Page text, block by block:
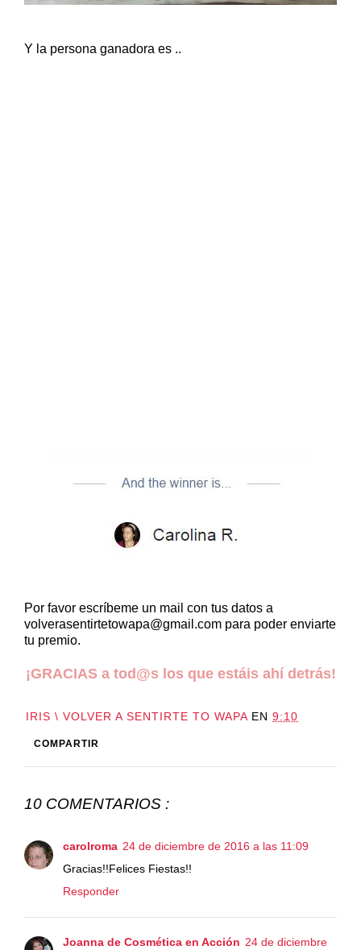
Y la persona ganadora es ..
Por favor escríbeme un mail con tus datos a
volverasentirtetowapa@gmail.com para poder enviarte
tu premio.
¡GRACIAS a tod@s los que estáis ahí detrás!
IRIS \ VOLVER A SENTIRTE TO WAPA EN 9:10
COMPARTIR
10 COMENTARIOS :
carolroma 24 de diciembre de 2016 a las 11:09
Gracias!!Felices Fiestas!!
Responder
Joanna de Cosmética en Acción 24 de diciembre